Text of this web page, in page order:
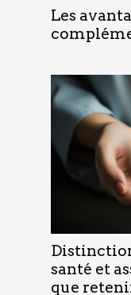
Les
santé et
que